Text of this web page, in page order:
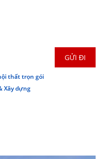
thất trọn gói
Xây dựng